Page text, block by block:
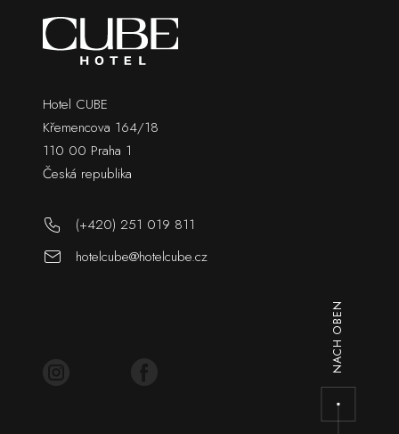
Hotel CUBE
Křemencova 164/18
110 00 Praha 1
Česká republika
(+420) 251 019 811
hotelcube@hotelcube.cz
NACH OBEN